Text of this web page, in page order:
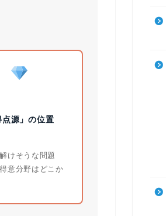
点源」の位置
けそうな問題
意分野はどこか